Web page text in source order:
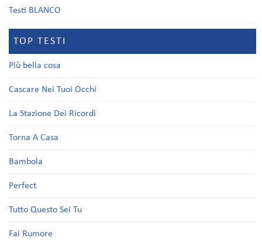
Testi BLANCO
TOP TESTI
Più bella cosa
Cascare Nei Tuoi Occhi
La Stazione Dei Ricordi
Torna A Casa
Bambola
Perfect
Tutto Questo Sei Tu
Fai Rumore